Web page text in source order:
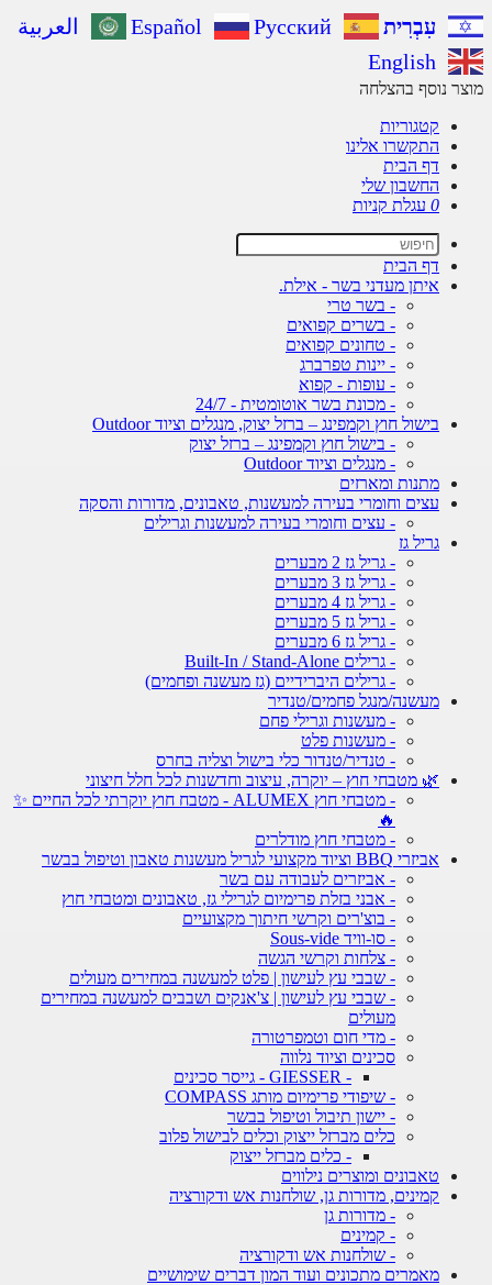
עִבְרִית Español Русский
العربية
English
מוצר נוסף בהצלחה
קטגוריות
התקשרו אלינו
דף הבית
החשבון שלי
0 עגלת קניות
דף הבית
איתן מעדני בשר - אילת.
- בשר טרי
- בשרים קפואים
- טחונים קפואים
- יינות טפרברג
- עופות - קפוא
- מכונת בשר אוטומטית - 24/7
בישול חוץ וקמפינג – ברזל יצוק, מנגלים וציוד Outdoor
- בישול חוץ וקמפינג – ברזל יצוק
- מנגלים וציוד Outdoor
מתנות ומארזים
עצים וחומרי בעירה למעשנות, טאבונים, מדורות והסקה
- עצים וחומרי בעירה למעשנות וגרילים
גריל גז
- גריל גז 2 מבערים
- גריל גז 3 מבערים
- גריל גז 4 מבערים
- גריל גז 5 מבערים
- גריל גז 6 מבערים
- גרילים Built-In / Stand-Alone
- גרילים היברידיים (גז מעשנה ופחמים)
מעשנה/מנגל פחמים/טנדיר
- מעשנות וגרילי פחם
- מעשנות פלט
- טנדיר/טנדור כלי בישול וצליה בחרס
🌿 מטבחי חוץ – יוקרה, עיצוב וחדשנות לכל חלל חיצוני
- מטבחי חוץ ALUMEX - מטבח חוץ יוקרתי לכל החיים ✨
🔥
- מטבחי חוץ מודלרים
אביזרי BBQ וציוד מקצועי לגריל מעשנות טאבון וטיפול בבשר
- אביזרים לעבודה עם בשר
- אבני בזלת פרימיום לגרילי גז, טאבונים ומטבחי חוץ
- בוצ'רים וקרשי חיתוך מקצועיים
- סו-וויד Sous-vide
- צלחות וקרשי הגשה
- שבבי עץ לעישון | פלט למעשנה במחירים מעולים
- שבבי עץ לעישון | צ'אנקים ושבבים למעשנה במחירים
מעולים
- מדי חום וטמפרטורה
סכינים וציוד נלווה
- GIESSER - גייסר סכינים
- שיפודי פרימיום מותג COMPASS
- יישון תיבול וטיפול בבשר
כלים מברזל ייצוק וכלים לבישול פלוב
- כלים מברזל ייצוק
טאבונים ומוצרים נילווים
קמינים, מדורות גן, שולחנות אש ודקורציה
- מדורות גן
- קמינים
- שולחנות אש ודקורציה
מאמרים מתכונים ועוד המון דברים שימושיים